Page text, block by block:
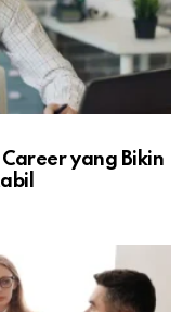
yang Bikin